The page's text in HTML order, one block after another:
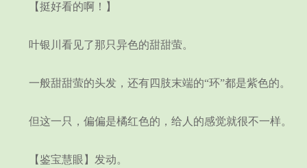
【挺好看的啊！】
叶银川看见了那只异色的甜甜萤。
一般甜甜萤的头发，还有四肢末端的“环”都是紫色的。
但这一只，偏偏是橘红色的，给人的感觉就很不一样。
【鉴宝慧眼】发动。